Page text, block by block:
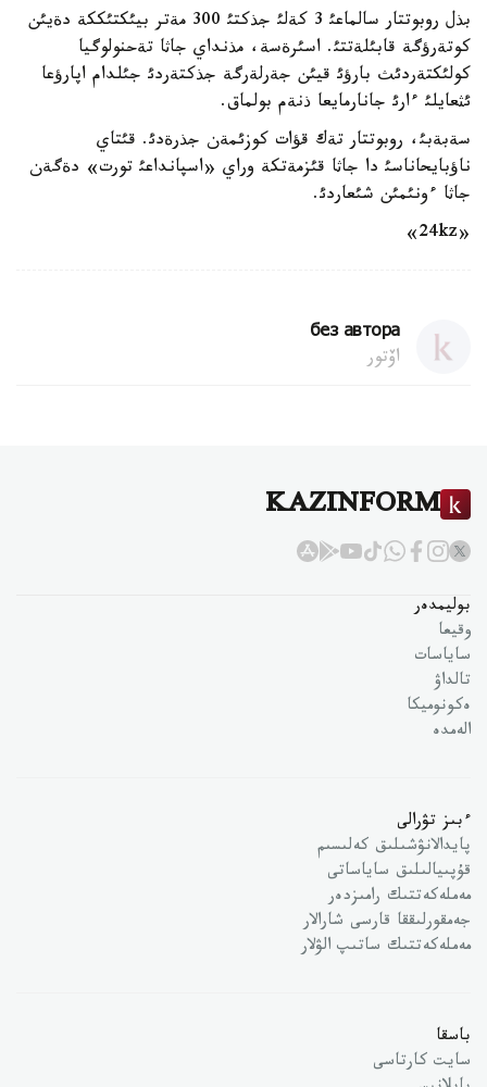
بذل روبوتتار سالماعئ 3 كةلئ جذكتئ 300 مةتر بيئكتئككة دةيئن
كوتةرؤگة قابئلةتتئ. اسئرةسة، مذنداي جاثا تةحنولوگيا
كولئكتةردئث بارؤئ قيئن جةرلةرگة جذكتةردئ جئلدام اپارؤعا
ئثعايلئ ءارئ جانارمايعا ذنةم بولماق.
سةبةبئ، روبوتتار تةك قؤات كوزئمةن جذرةدئ. قئتاي
ناؤبايحاناسئ دا جاثا قئزمةتكة وراي «اسپانداعئ تورت» دةگةن
جاثا ءونئمئن شئعاردئ.
«24kz»
без автора
اۆتور
KAZINFORM
بوليمدەر
وقيعا
ساياسات
تالداۋ
ەكونوميكا
الەمدە
ءبىز تۋرالى
پايدالانۋشىلىق كەلىسىم
قۇپىيالىلىق ساياساتى
مەملەكەتتىك رامىزدەر
جەمقورلىققا قارسى شارالار
مەملەكەتتىك ساتىپ الۋلار
باسقا
سايت كارتاسى